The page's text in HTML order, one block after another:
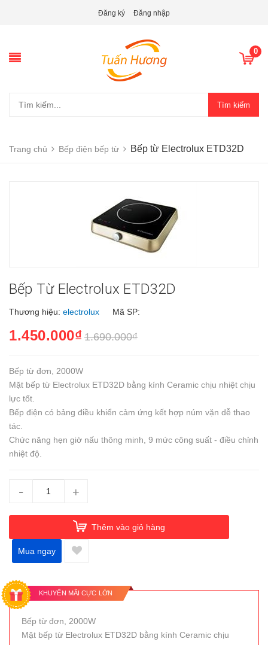
Đăng ký Đăng nhập
0
Tìm kiếm
Trang chủ Bếp điện bếp từ Bếp từ Electrolux ETD32D
Bếp Từ Electrolux ETD32D
Thương hiệu: electrolux Mã SP:
1.450.000₫ 1.690.000₫
Bếp từ đơn, 2000W
Mặt bếp từ Electrolux ETD32D bằng kính Ceramic chịu nhiệt chịu
lực tốt.
Bếp điện có bảng điều khiển cảm ứng kết hợp núm vặn dễ thao
tác.
Chức năng hẹn giờ nấu thông minh, 9 mức công suất - điều chỉnh
nhiệt độ.
- +
Thêm vào giỏ hàng
Mua ngay
KHUYẾN MÃI CỰC LỚN
Bếp từ đơn, 2000W
Mặt bếp từ Electrolux ETD32D bằng kính Ceramic chịu